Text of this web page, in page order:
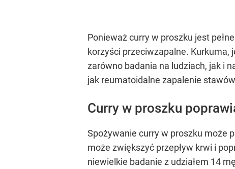
Ponieważ curry w proszku jest
korzyści przeciwzapalne. Kurkuma,
zarówno badania na ludziach, jak i
jak reumatoidalne zapalenie
Curry w proszku
Spożywanie curry w proszku może
może zwiększyć przepływ krwi i
niewielkie badanie z udziałem 14